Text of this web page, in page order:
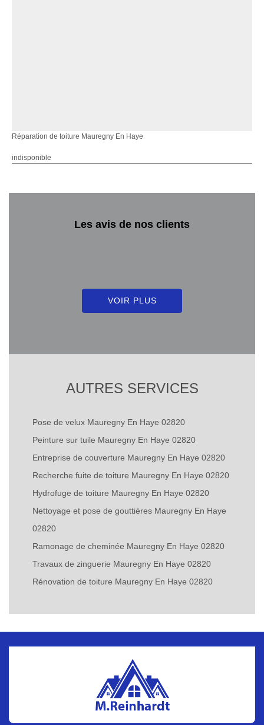
Réparation de toiture Mauregny En Haye
indisponible
Les avis de nos clients
VOIR PLUS
AUTRES SERVICES
Pose de velux Mauregny En Haye 02820
Peinture sur tuile Mauregny En Haye 02820
Entreprise de couverture Mauregny En Haye 02820
Recherche fuite de toiture Mauregny En Haye 02820
Hydrofuge de toiture Mauregny En Haye 02820
Nettoyage et pose de gouttières Mauregny En Haye
02820
Ramonage de cheminée Mauregny En Haye 02820
Travaux de zinguerie Mauregny En Haye 02820
Rénovation de toiture Mauregny En Haye 02820